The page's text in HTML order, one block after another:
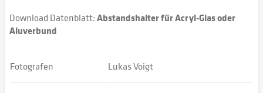
Download Datenblatt:Abstandshalter für Acryl-Glas oder
Aluverbund
Fotografen Lukas Voigt